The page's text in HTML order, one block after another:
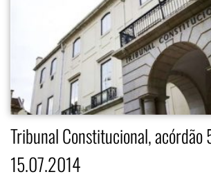
Tribunal Constitucional,
15.07.2014